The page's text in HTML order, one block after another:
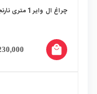
چراغ ال وایر 1 متری نارنجی
local_mall